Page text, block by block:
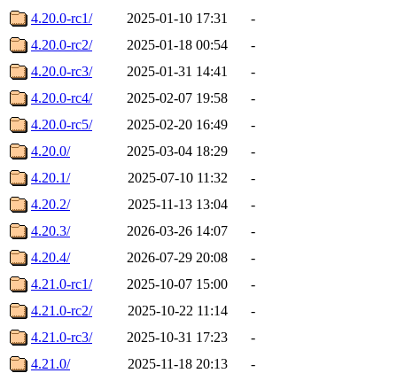
4.20.0-rc1/
2025-01-10 17:31
-
4.20.0-rc2/
2025-01-18 00:54
-
4.20.0-rc3/
2025-01-31 14:41
-
4.20.0-rc4/
2025-02-07 19:58
-
4.20.0-rc5/
2025-02-20 16:49
-
4.20.0/
2025-03-04 18:29
-
4.20.1/
2025-07-10 11:32
-
4.20.2/
2025-11-13 13:04
-
4.20.3/
2026-03-26 14:07
-
4.20.4/
2026-07-29 20:08
-
4.21.0-rc1/
2025-10-07 15:00
-
4.21.0-rc2/
2025-10-22 11:14
-
4.21.0-rc3/
2025-10-31 17:23
-
4.21.0/
2025-11-18 20:13
-